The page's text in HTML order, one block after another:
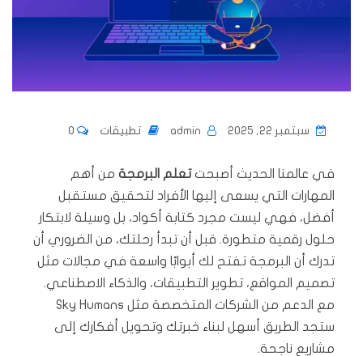
سبتمبر 22, 2025 تطبيقات
في عالمنا الحديث أصبحتتعلم البرمجة من أهم
المهارات التي يسعى إليها الأفراد لتحقيق مستقبل
أفضل، فهي ليست مجرد كتابة أكواد، بل وسيلة لابتكار
حلول رقمية متطورة. قبل أن تبدأ رحلتك، من الضروري أن
تدرك أن البرمجة تفتح لك أبوابًا واسعة في مجالات مثل
تصميم المواقع، تطوير التطبيقات، والذكاء الاصطناعي.
مع الدعم من الشركات المتخصصة مثل Sky Humans
ستجد الطريق أسهل لبناء خبرتك وتحويل أفكارك إلى
مشاريع ناجحة.